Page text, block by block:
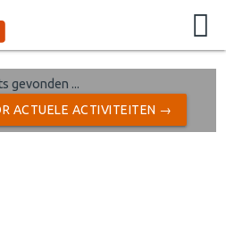
gevonden ...
ACTUELE ACTIVITEITEN →